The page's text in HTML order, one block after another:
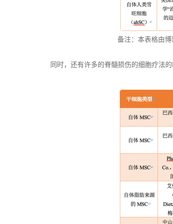
备注：本表格由博
同时，还有许多的脊髓损伤的细胞疗法